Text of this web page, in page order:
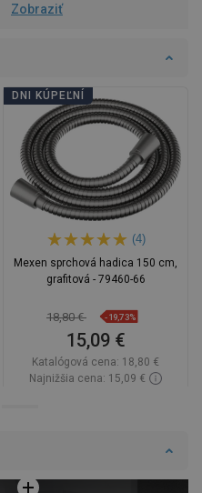
Zobraziť
DNI KÚPEĽNÍ
(4)
Mexen sprchová hadica 150 cm,
grafitová - 79460-66
18,80 € -19,73%
15,09 €
Katalógová cena: 18,80 €
Najnižšia cena: 15,09 €